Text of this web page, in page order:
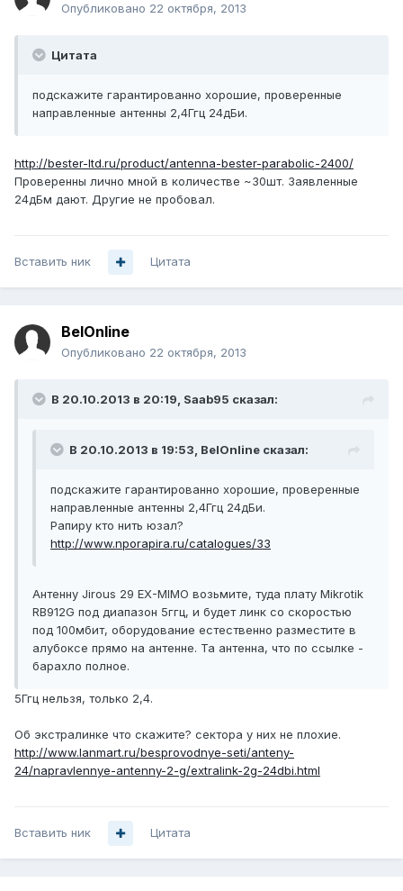
Опубликовано 22 октября, 2013
Цитата
подскажите гарантированно хорошие, проверенные
направленные антенны 2,4Ггц 24дБи.
http://bester-ltd.ru/product/antenna-bester-parabolic-2400/
Проверенны лично мной в количестве ~30шт. Заявленные
24дБм дают. Другие не пробовал.
Вставить ник Цитата
BelOnline
Опубликовано 22 октября, 2013
В 20.10.2013 в 20:19, Saab95 сказал:
В 20.10.2013 в 19:53, BelOnline сказал:
подскажите гарантированно хорошие, проверенные
направленные антенны 2,4Ггц 24дБи.
Рапиру кто нить юзал?
http://www.nporapira.ru/catalogues/33
Антенну Jirous 29 EX-MIMO возьмите, туда плату Mikrotik
RB912G под диапазон 5ггц, и будет линк со скоростью
под 100мбит, оборудование естественно разместите в
алубоксе прямо на антенне. Та антенна, что по ссылке -
барахло полное.
5Ггц нельзя, только 2,4.
Об экстралинке что скажите? сектора у них не плохие.
http://www.lanmart.ru/besprovodnye-seti/anteny-
24/napravlennye-antenny-2-g/extralink-2g-24dbi.html
Вставить ник Цитата